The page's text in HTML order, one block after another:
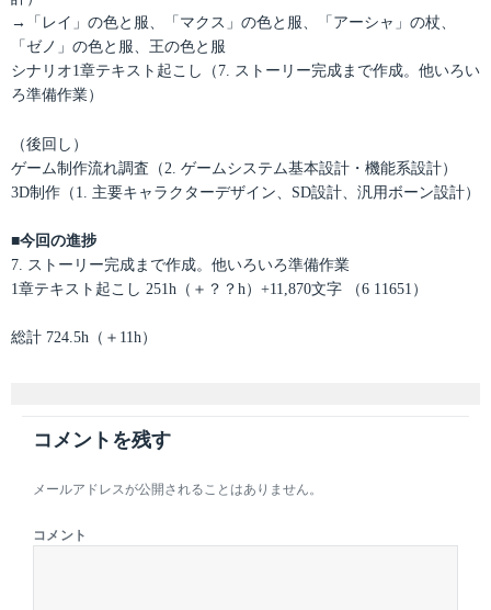
→「レイ」の色と服、「マクス」の色と服、「アーシャ」の杖、
「ゼノ」の色と服、王の色と服
シナリオ1章テキスト起こし（7. ストーリー完成まで作成。他いろい
ろ準備作業）
（後回し）
ゲーム制作流れ調査（2. ゲームシステム基本設計・機能系設計）
3D制作（1. 主要キャラクターデザイン、SD設計、汎用ボーン設計）
■今回の進捗
7. ストーリー完成まで作成。他いろいろ準備作業
1章テキスト起こし 251h（＋？？h）+11,870文字 （6 11651）
総計 724.5h（＋11h）
コメントを残す
メールアドレスが公開されることはありません。
コメント